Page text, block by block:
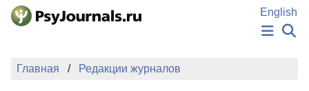
Перейти к основному содержанию
English
НОВОСТИ
Главная Редакции журналов